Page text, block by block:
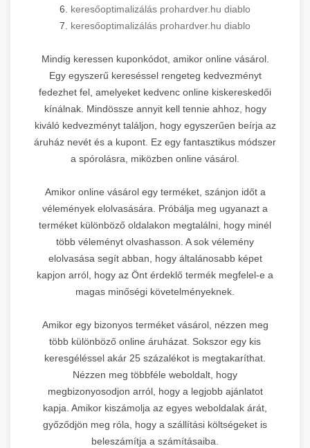
6. keresőoptimalizálás prohardver.hu diablo
7. keresőoptimalizálás prohardver.hu diablo
Mindig keressen kuponkódot, amikor online vásárol.
Egy egyszerű kereséssel rengeteg kedvezményt
fedezhet fel, amelyeket kedvenc online kiskereskedői
kínálnak. Mindössze annyit kell tennie ahhoz, hogy
kiváló kedvezményt találjon, hogy egyszerűen beírja az
áruház nevét és a kupont. Ez egy fantasztikus módszer
a spórolásra, miközben online vásárol.
Amikor online vásárol egy terméket, szánjon időt a
vélemények elolvasására. Próbálja meg ugyanazt a
terméket különböző oldalakon megtalálni, hogy minél
több véleményt olvashasson. A sok vélemény
elolvasása segít abban, hogy általánosabb képet
kapjon arról, hogy az Önt érdeklő termék megfelel-e a
magas minőségi követelményeknek.
Amikor egy bizonyos terméket vásárol, nézzen meg
több különböző online áruházat. Sokszor egy kis
keresgéléssel akár 25 százalékot is megtakaríthat.
Nézzen meg többféle weboldalt, hogy
megbizonyosodjon arról, hogy a legjobb ajánlatot
kapja. Amikor kiszámolja az egyes weboldalak árát,
győződjön meg róla, hogy a szállítási költségeket is
beleszámítja a számításaiba.